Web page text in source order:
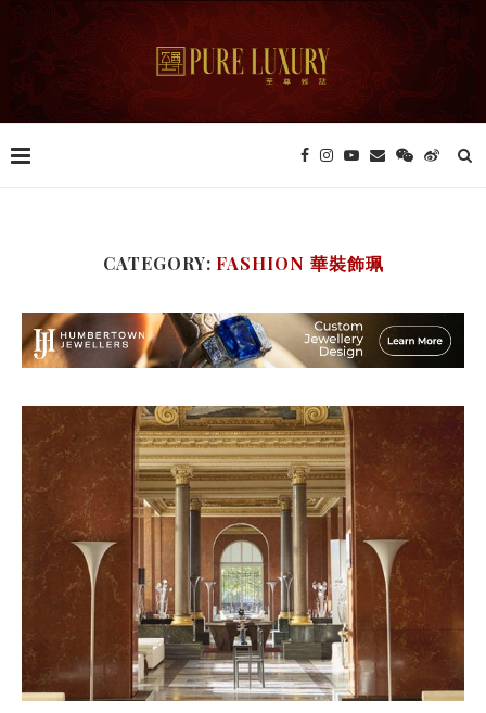
CATEGORY: FASHION 華裝飾珮